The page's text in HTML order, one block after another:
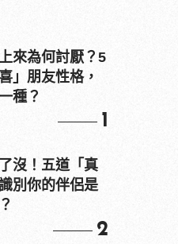
來為何討厭？5
」朋友性格，
種？
1
沒！五道「真
別你的伴侶是
2